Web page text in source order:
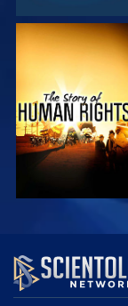
REGARDER
REGARDER